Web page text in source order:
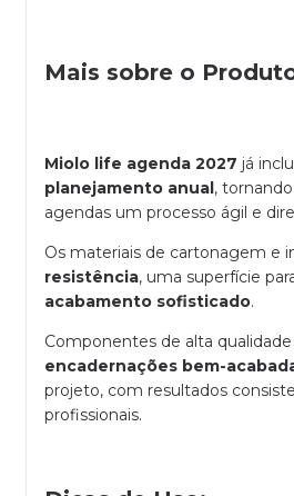
Mais sobre o
Miolo life agenda 2027 já
planejamento anual,
agendas um processo ágil e
Os materiais de cartonagem e
resistência, uma superfície
acabamento sofisticado.
Componentes de alta
encadernações bem-
projeto, com resultados
profissionais.